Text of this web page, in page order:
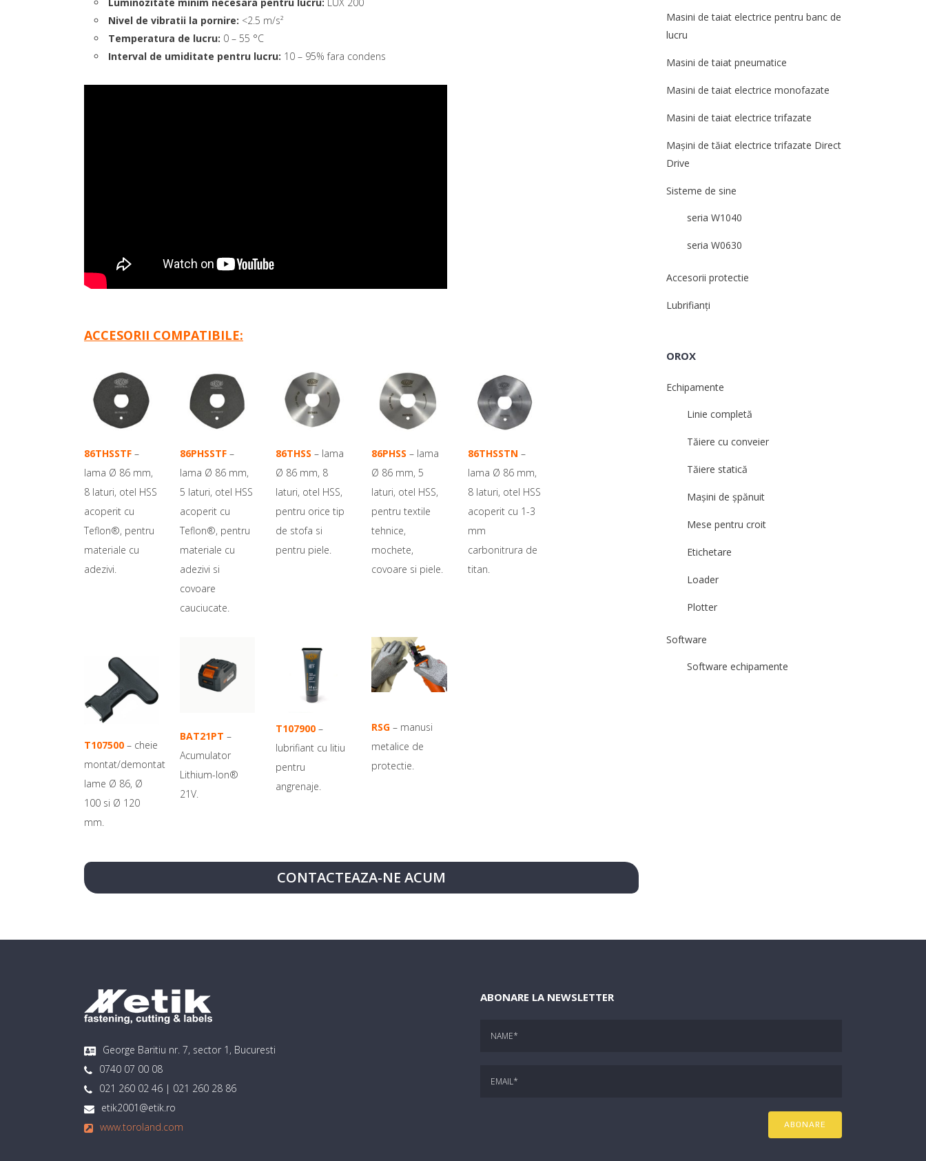
Nivel de vibratii la pornire: <2.5 m/s²
Temperatura de lucru: 0 – 55 °C
Interval de umiditate pentru lucru: 10 – 95% fara condens
ACCESORII COMPATIBILE:
86THSSTF –
lama Ø 86 mm,
8 laturi, otel HSS
acoperit cu
Teflon®, pentru
materiale cu
adezivi.
86PHSSTF –
lama Ø 86 mm,
5 laturi, otel HSS
acoperit cu
Teflon®, pentru
materiale cu
adezivi si
covoare
cauciucate.
86THSS – lama
Ø 86 mm, 8
laturi, otel HSS,
pentru orice tip
de stofa si
pentru piele.
86PHSS – lama
Ø 86 mm, 5
laturi, otel HSS,
pentru textile
tehnice,
mochete,
covoare si piele.
86THSSTN –
lama Ø 86 mm,
8 laturi, otel HSS
acoperit cu 1-3
mm
carbonitrura de
titan.
T107500 – cheie
montat/demontat
lame Ø 86, Ø
100 si Ø 120
mm.
BAT21PT –
Acumulator
Lithium-Ion®
21V.
T107900 –
lubrifiant cu litiu
pentru
angrenaje.
RSG – manusi
metalice de
protectie.
CONTACTEAZA-NE ACUM
Masini de taiat electrice pentru banc de
lucru
Masini de taiat pneumatice
Masini de taiat electrice monofazate
Masini de taiat electrice trifazate
Mașini de tăiat electrice trifazate Direct
Drive
Sisteme de sine
seria W1040
seria W0630
Accesorii protectie
Lubrifianți
OROX
Echipamente
Linie completă
Tăiere cu conveier
Tăiere statică
Mașini de șpănuit
Mese pentru croit
Etichetare
Loader
Plotter
Software
Software echipamente
George Baritiu nr. 7, sector 1, Bucuresti
0740 07 00 08
021 260 02 46 | 021 260 28 86
etik2001@etik.ro
www.toroland.com
ABONARE LA NEWSLETTER